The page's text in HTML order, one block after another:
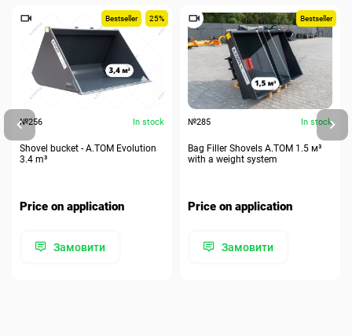
Bestseller 25%
№256 In stock
Shovel bucket - A.TOM Evolution
3.4 m³
Price on application
Замовити
Bestseller
№285 In stock
Bag Filler Shovels A.TOM 1.5 м³
with a weight system
Price on application
Замовити